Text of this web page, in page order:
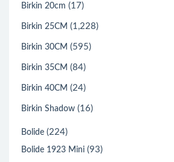
Birkin 20cm (17)
Birkin 25CM (1,228)
Birkin 30CM (595)
Birkin 35CM (84)
Birkin 40CM (24)
Birkin Shadow (16)
Bolide (224)
Bolide 1923 Mini (93)